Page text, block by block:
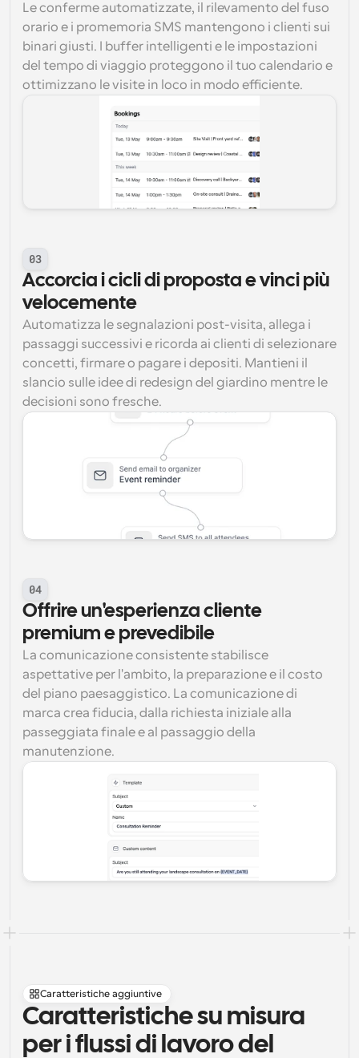
Le conferme automatizzate, il rilevamento del fuso
orario e i promemoria SMS mantengono i clienti sui
binari giusti. I buffer intelligenti e le impostazioni
del tempo di viaggio proteggono il tuo calendario e
ottimizzano le visite in loco in modo efficiente.
03
Accorcia i cicli di proposta e vinci più
velocemente
Automatizza le segnalazioni post-visita, allega i
passaggi successivi e ricorda ai clienti di selezionare
concetti, firmare o pagare i depositi. Mantieni il
slancio sulle idee di redesign del giardino mentre le
decisioni sono fresche.
04
Offrire un'esperienza cliente
premium e prevedibile
La comunicazione consistente stabilisce
aspettative per l'ambito, la preparazione e il costo
del piano paesaggistico. La comunicazione di
marca crea fiducia, dalla richiesta iniziale alla
passeggiata finale e al passaggio della
manutenzione.
Caratteristiche aggiuntive
Caratteristiche su misura
per i flussi di lavoro del